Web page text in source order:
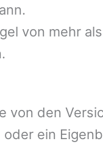
von mehr
den
ein